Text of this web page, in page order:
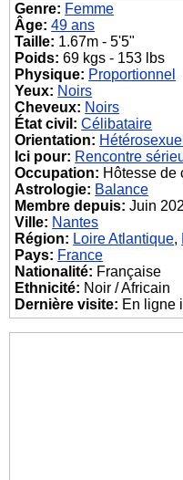
Genre: Femme
Âge: 49 ans
Taille: 1.67m - 5'5"
Poids: 69 kgs - 153 lbs
Physique: Proportionnel
Yeux: Noirs
Cheveux: Noirs
État civil: Célibataire
Orientation:
Ici pour: Rencontre
Occupation: Hôtesse de
Astrologie: Balance
Membre depuis: Juin
Ville: Nantes
Région: Loire Atlantique,
Pays: France
Nationalité: Française
Ethnicité: Noir / Africain
Dernière visite: En ligne